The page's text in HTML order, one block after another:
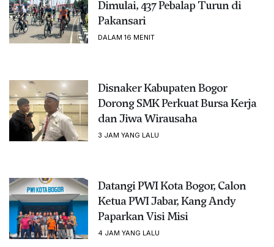
Dimulai, 437 Pebalap Turun di
Pakansari
DALAM 16 MENIT
Disnaker Kabupaten Bogor
Dorong SMK Perkuat Bursa Kerja
dan Jiwa Wirausaha
3 JAM YANG LALU
Datangi PWI Kota Bogor, Calon
Ketua PWI Jabar, Kang Andy
Paparkan Visi Misi
4 JAM YANG LALU